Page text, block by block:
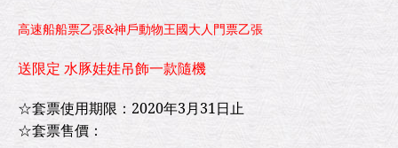
高速船船票乙張&神戶動物王國大人門票乙張
送限定 水豚娃娃吊飾一款隨機
☆套票使用期限：2020年3月31日止
☆套票售價：